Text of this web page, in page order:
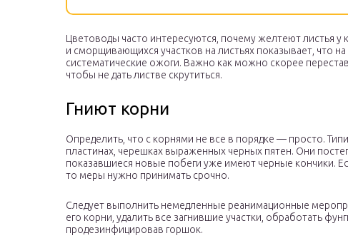
Цветоводы часто интересуются, почему желтеют листья
и сморщивающихся участков на листьях показывает, что
систематические ожоги. Важно как можно скорее
чтобы не дать листве скрутиться.
Гниют корни
Определить, что с корнями не все в порядке — просто.
пластинах, черешках выраженных черных пятен. Они
показавшиеся новые побеги уже имеют черные кончики.
то меры нужно принимать срочно.
Следует выполнить немедленные реанимационные
его корни, удалить все загнившие участки, обработать
продезинфицировав горшок.